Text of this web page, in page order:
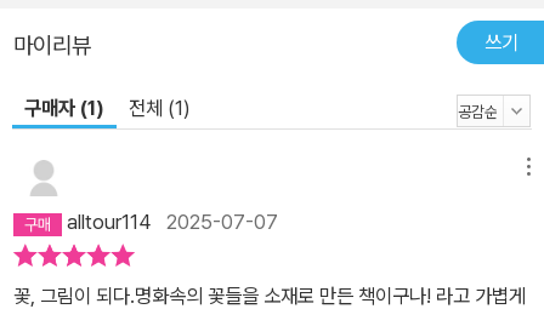
마이리뷰 쓰기
구매자 (1) 전체 (1)
alltour114 2025-07-07
꽃, 그림이 되다.명화속의 꽃들을 소재로 만든 책이구나! 라고 가볍게